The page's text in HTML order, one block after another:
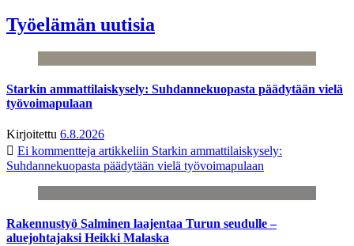
Työelämän uutisia
Starkin ammattilaiskysely: Suhdannekuopasta päädytään vielä
työvoimapulaan
Kirjoitettu 6.8.2026
Ei kommentteja artikkeliin Starkin ammattilaiskysely:
Suhdannekuopasta päädytään vielä työvoimapulaan
Rakennustyö Salminen laajentaa Turun seudulle –
aluejohtajaksi Heikki Malaska